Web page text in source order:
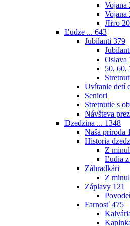
Vojana
Vojana
Літо
Ľudze ... 643
Jubilanti 379
Oslava
50, 60,
Uvítanie detí
Seniori
Stretnutie s
Návšteva
Dzedzina ... 1348
Naša príroda
Historia
Z
Ľudia
Záhradkári
Z
Záplavy 121
Farnosť 475